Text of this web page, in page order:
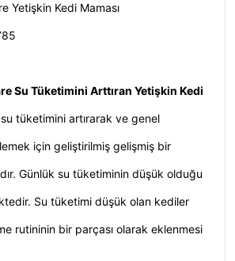
Yetişkin Kedi Maması
Su Tüketimini Arttıran Yetişkin Kedi
tüketimini artırarak ve genel
için geliştirilmiş gelişmiş bir
Günlük su tüketiminin düşük olduğu
Su tüketimi düşük olan kediler
rutininin bir parçası olarak eklenmesi